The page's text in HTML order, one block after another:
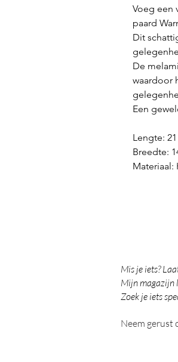
Voeg een
paard
Dit
De
waardoor
Een
Lengte:
Breedte:
Materiaal:
Mis je iets?
Mijn magazijn
Zoek je iets
Neem gerust